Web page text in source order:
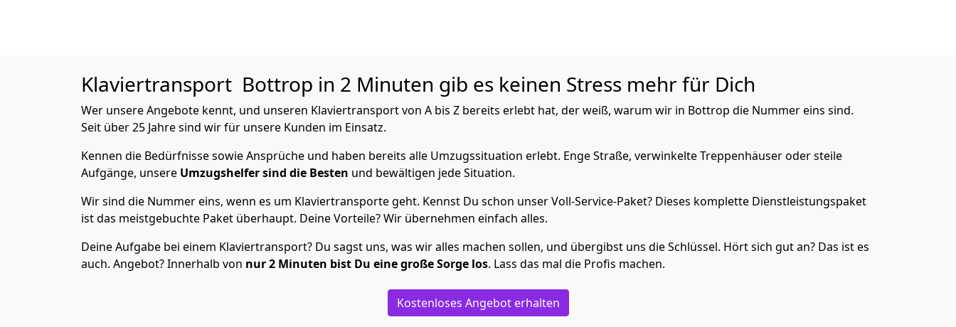
Klaviertransport Bottrop in 2 Minuten gib es keinen Stress mehr für Dich
Wer unsere Angebote kennt, und unseren Klaviertransport von A bis Z bereits erlebt hat, der weiß, warum wir in Bottrop die Nummer eins sind.
Seit über 25 Jahre sind wir für unsere Kunden im Einsatz.
Kennen die Bedürfnisse sowie Ansprüche und haben bereits alle Umzugssituation erlebt. Enge Straße, verwinkelte Treppenhäuser oder steile
Aufgänge, unsere Umzugshelfer sind die Besten und bewältigen jede Situation.
Wir sind die Nummer eins, wenn es um Klaviertransporte geht. Kennst Du schon unser Voll-Service-Paket? Dieses komplette Dienstleistungspaket
ist das meistgebuchte Paket überhaupt. Deine Vorteile? Wir übernehmen einfach alles.
Deine Aufgabe bei einem Klaviertransport? Du sagst uns, was wir alles machen sollen, und übergibst uns die Schlüssel. Hört sich gut an? Das ist es
auch. Angebot? Innerhalb von nur 2 Minuten bist Du eine große Sorge los. Lass das mal die Profis machen.
Kostenloses Angebot erhalten